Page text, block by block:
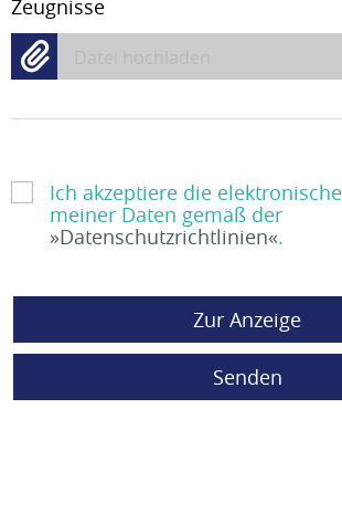
Zeugnisse
Ich akzeptiere die
meiner Daten gemäß der
Datenschutzrichtlinien .
Zur Anzeige
Senden